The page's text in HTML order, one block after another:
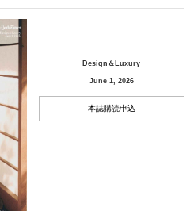
Design＆Luxury
June 1, 2026
本誌購読申込